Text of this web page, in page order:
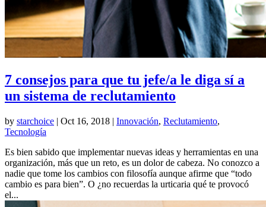
7 consejos para que tu jefe/a le diga sí a
un sistema de reclutamiento
by starchoice | Oct 16, 2018 | Innovación, Reclutamiento,
Tecnología
Es bien sabido que implementar nuevas ideas y herramientas en una
organización, más que un reto, es un dolor de cabeza. No conozco a
nadie que tome los cambios con filosofía aunque afirme que “todo
cambio es para bien”. O ¿no recuerdas la urticaria qué te provocó
el...